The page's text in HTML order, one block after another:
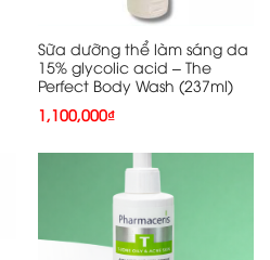
Sữa dưỡng thể làm sáng da
15% glycolic acid – The
Perfect Body Wash (237ml)
1,100,000₫